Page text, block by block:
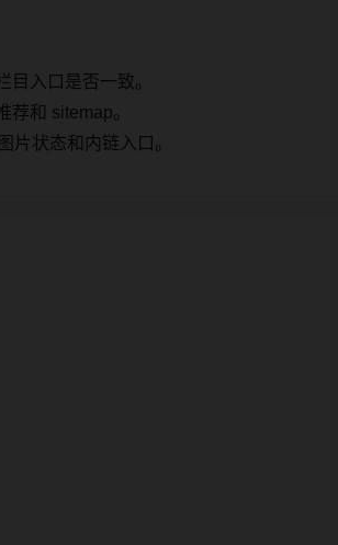
入口是否一致。
和 sitemap。
片状态和内链入口。